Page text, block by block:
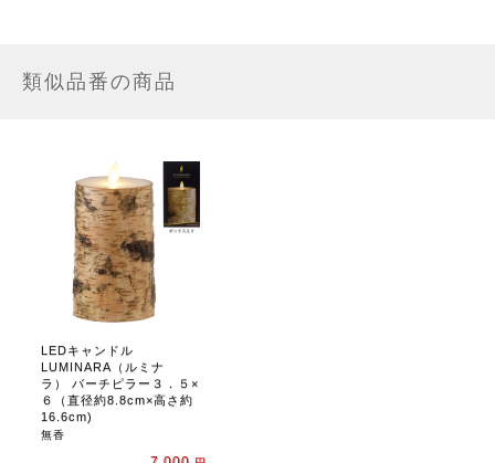
類似品番の商品
LEDキャンドル
LUMINARA（ルミナ
ラ） バーチピラー３．５×
６（直径約8.8cm×高さ約
16.6cm)
無香